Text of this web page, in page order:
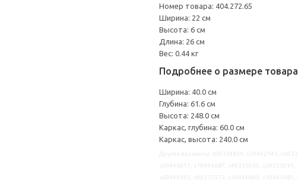
Номер товара: 404.272.65
Ширина: 22 см
Высота: 6 см
Длина: 26 см
Вес: 0.44 кг
Подробнее о размере товара
Ширина: 40.0 см
Глубина: 61.6 см
Высота: 248.0 см
Каркас, глубина: 60.0 см
Каркас, высота: 240.0 см